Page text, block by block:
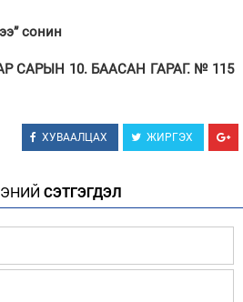
сонин
САРЫН 10. БААСАН ГАРАГ. № 115
ХУВААЛЦАХ ЖИРГЭХ
СЭТГЭГДЭЛ